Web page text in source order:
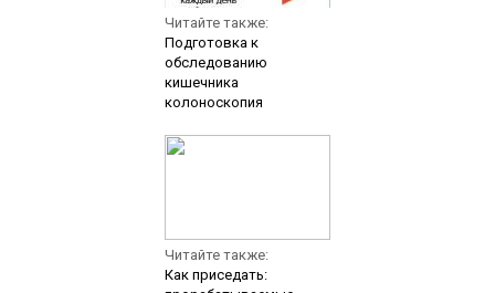
Читайте также:
Подготовка к
обследованию
кишечника
колоноскопия
Читайте также:
Как приседать: